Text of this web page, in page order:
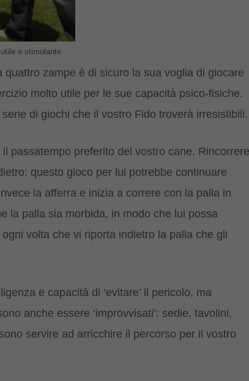
e stimolante
zampe è di sicuro la sua voglia di giocare
molto utile per le sue capacità psico-fisiche.
di giochi che il vostro Fido troverà irresistibili.
passatempo preferito del vostro cane. Rincorrere
questo gioco per lui potrebbe continuare
la afferra e inizia a correre con la palla in
la palla sia morbida, in modo che lui possa
volta che vi riporta indietro la palla che gli
e capacità di ‘evitare’ il pericolo, ma
anche essere ‘improvvisati’: sedie, tavolini,
servire ad arricchire il percorso per il vostro